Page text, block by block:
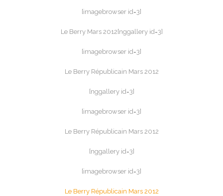
[imagebrowser id=3]
Le Berry Mars 2012[nggallery id=3]
[imagebrowser id=3]
Le Berry Républicain Mars 2012
[nggallery id=3]
[imagebrowser id=3]
Le Berry Républicain Mars 2012
[nggallery id=3]
[imagebrowser id=3]
Le Berry Républicain Mars 2012